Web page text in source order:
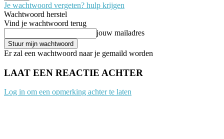
Je wachtwoord vergeten? hulp krijgen
Wachtwoord herstel
Vind je wachtwoord terug
jouw mailadres
Er zal een wachtwoord naar je gemaild worden
LAAT EEN REACTIE ACHTER
Log in om een opmerking achter te laten